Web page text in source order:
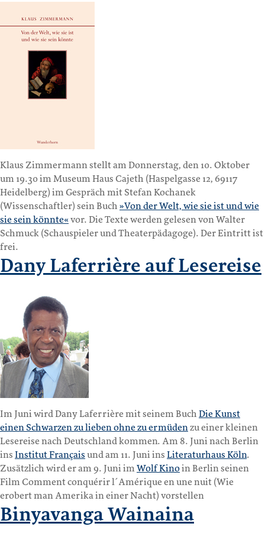
Klaus Zimmermann stellt am Donnerstag, den 10. Oktober
um 19.30 im Museum Haus Cajeth (Haspelgasse 12, 69117
Heidelberg) im Gespräch mit Stefan Kochanek
(Wissenschaftler) sein Buch»Von der Welt, wie sie ist und wie
sie sein könnte« vor. Die Texte werden gelesen von Walter
Schmuck (Schauspieler und Theaterpädagoge). Der Eintritt ist
frei.
Dany Laferrière auf Lesereise
Im Juni wird Dany Laferrière mit seinem BuchDie Kunst
einen Schwarzen zu lieben ohne zu ermüdenzu einer kleinen
Lesereise nach Deutschland kommen. Am 8. Juni nach Berlin
ins Institut Français und am 11. Juni ins Literaturhaus Köln.
Zusätzlich wird er am 9. Juni imWolf Kinoin Berlin seinen
Film Comment conquérir l´Amérique en une nuit (Wie
erobert man Amerika in einer Nacht) vorstellen
Binyavanga Wainaina